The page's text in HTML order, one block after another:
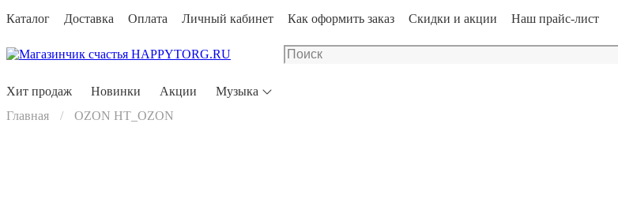
Каталог Доставка Оплата Личный кабинет Как оформить заказ Скидки и акции Наш прайс-лист
Хит продаж Новинки Акции
Музыка
Главная
OZON HT_OZON